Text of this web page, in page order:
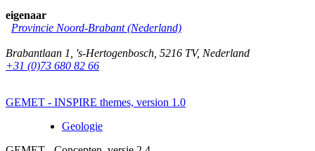
eigenaar
Provincie Noord-Brabant (Nederland)
Brabantlaan 1 's-Hertogenbosch 5216 TV, Nederland
+31 (0)73 680 82 66
GEMET - INSPIRE themes, version 1.0
Geologie